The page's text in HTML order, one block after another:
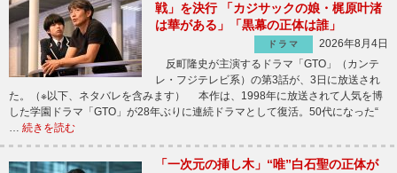
戦」を決行 「カジサックの娘・梶原叶渚
は華がある」「黒幕の正体は誰」
ドラマ
2026年8月4日
反町隆史が主演するドラマ「GTO」（カンテ
レ・フジテレビ系）の第3話が、3日に放送され
た。（※以下、ネタバレを含みます） 本作は、1998年に放送されて人気を博
した学園ドラマ「GTO」が28年ぶりに連続ドラマとして復活。50代になった“
… 続きを読む
「一次元の挿し木」“唯”白石聖の正体が